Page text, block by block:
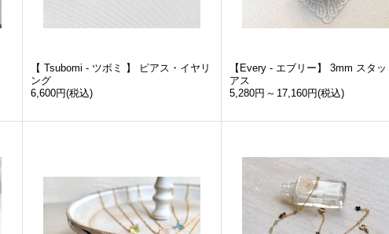
【 Tsubomi - ツボミ 】 ピアス・イヤリ
ング
6,600円(税込)
【Every - エブリー】 3mm スタ
アス
5,280円 ～ 17,160円(税込)